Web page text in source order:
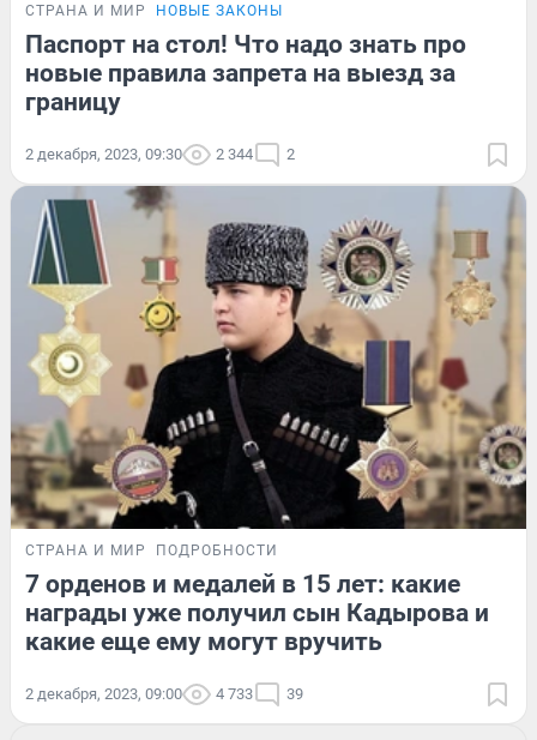
СТРАНА И МИР НОВЫЕ ЗАКОНЫ
Паспорт на стол! Что надо знать про
новые правила запрета на выезд за
границу
2 декабря, 2023, 09:30 2 344 2
СТРАНА И МИР ПОДРОБНОСТИ
7 орденов и медалей в 15 лет: какие
награды уже получил сын Кадырова и
какие еще ему могут вручить
2 декабря, 2023, 09:00 4 733 39